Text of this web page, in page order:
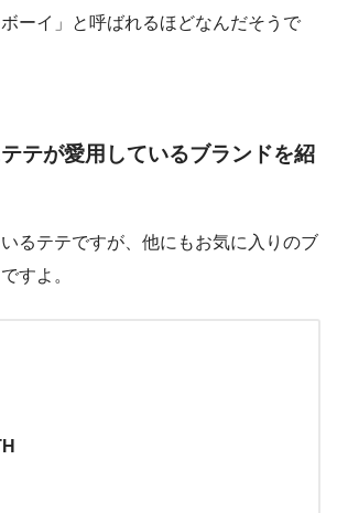
ーイ」と呼ばれるほどなんだそうで
テが愛用しているブランドを紹
るテテですが、他にもお気に入りのブ
すよ。